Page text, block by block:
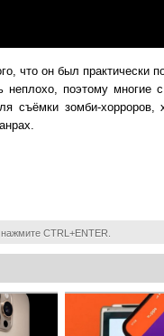
что он был практически
поэтому многие
съёмки зомби-хорроров,
CTRL+ENTER.